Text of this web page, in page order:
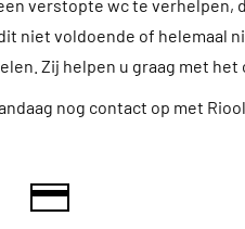
verstopte wc te verhelpen,
niet voldoende of helemaal
Zij helpen u graag met
nog contact op met